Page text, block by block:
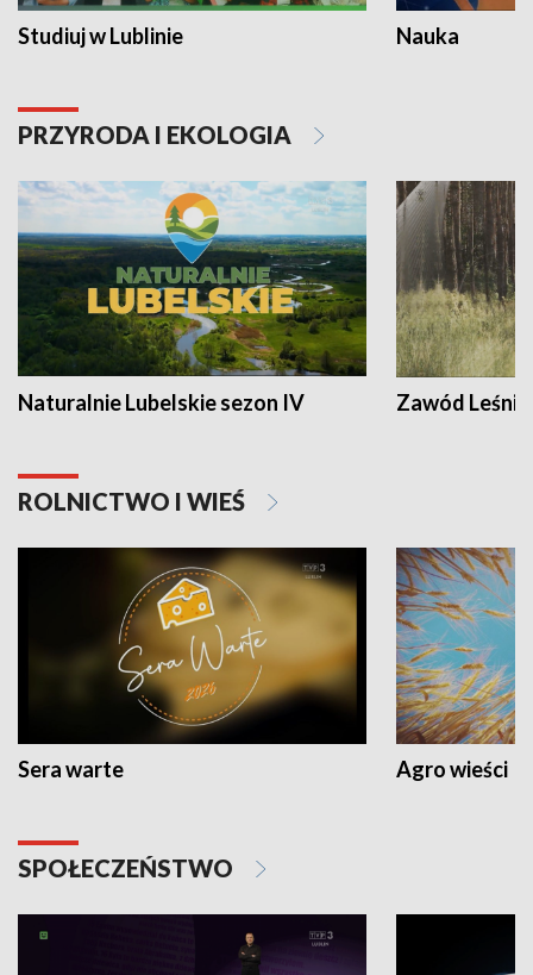
Studiuj w Lublinie Nauka
PRZYRODA I EKOLOGIA
Naturalnie Lubelskie sezon IV Zawód Leśnik
ROLNICTWO I WIEŚ
Sera warte Agro wieści
SPOŁECZEŃSTWO